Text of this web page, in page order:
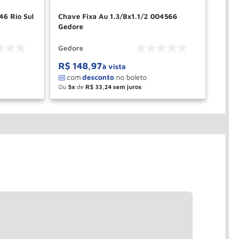
Rio Sul
Chave Fixa Au 1.3/8x1.1/2 004566
Gedore
Gedore
R$ 148,97à vista
Ou 5 de R$ 33 24
＋
－ COMPRAR